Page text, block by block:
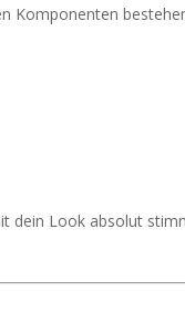
Komponenten
dein Look absolut